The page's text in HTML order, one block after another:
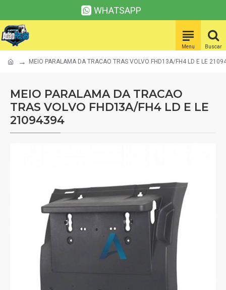
WHATSAPP
MEIO PARALAMA DA TRACAO TRAS VOLVO FHD13A/FH4 LD E LE
MEIO PARALAMA DA TRACAO
TRAS VOLVO FHD13A/FH4 LD E LE
21094394